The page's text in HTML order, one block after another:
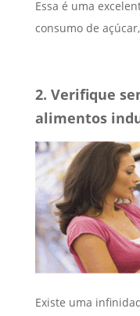
Essa é uma
consumo de
2. Verifique
alimentos
Existe uma